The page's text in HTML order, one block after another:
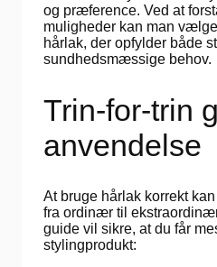
og præference. Ved at
muligheder kan man
hårlak, der opfylder både
sundhedsmæssige behov.
Trin-for-trin
anvendelse
At bruge hårlak korrekt
fra ordinær til
guide vil sikre, at du får
stylingprodukt: